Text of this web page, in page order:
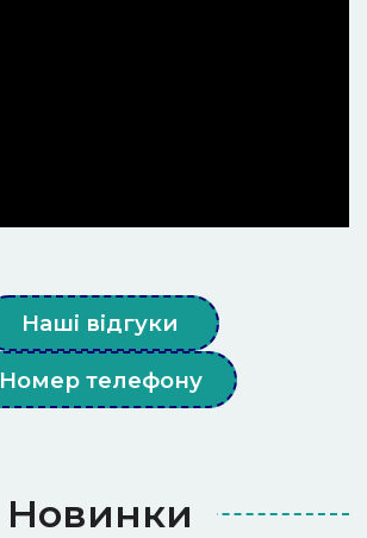
Наші відгуки
Номер телефону
Новинки